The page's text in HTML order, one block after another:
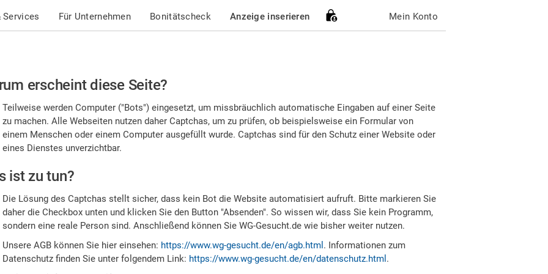
Services Für Unternehmen Bonitätscheck Anzeige inserieren Mein Konto
erscheint diese Seite?
Teilweise werden Computer ("Bots") eingesetzt, um missbräuchlich automatische Eingaben auf einer Seite
zu machen. Alle Webseiten nutzen daher Captchas, um zu prüfen, ob beispielsweise ein Formular von
einem Menschen oder einem Computer ausgefüllt wurde. Captchas sind für den Schutz einer Website oder
eines Dienstes unverzichtbar.
ist zu tun?
Die Lösung des Captchas stellt sicher, dass kein Bot die Website automatisiert aufruft. Bitte markieren Sie
daher die Checkbox unten und klicken Sie den Button "Absenden". So wissen wir, dass Sie kein Programm,
sondern eine reale Person sind. Anschließend können Sie WG-Gesucht.de wie bisher weiter nutzen.
Unsere AGB können Sie hier einsehen: https://www.wg-gesucht.de/en/agb.html . Informationen zum
Datenschutz finden Sie unter folgendem Link: https://www.wg-gesucht.de/en/datenschutz.html .